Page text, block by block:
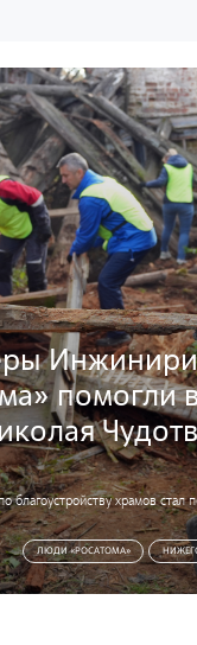
помогли
благоустройству храмов
ЛЮДИ «РОСАТОМА»